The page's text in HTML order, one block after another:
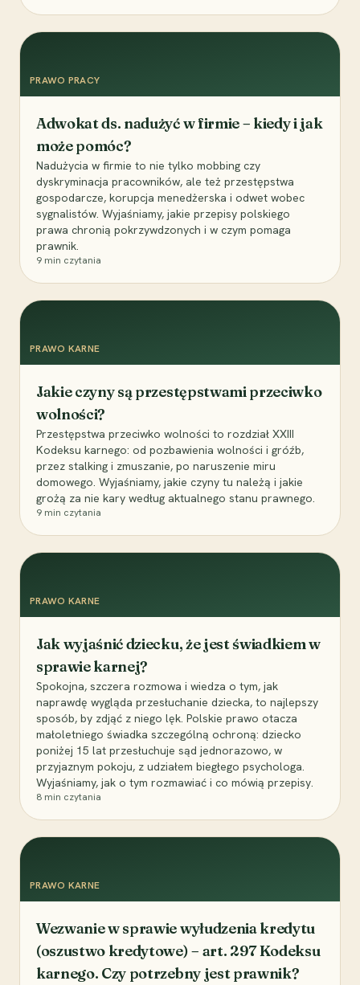
PRAWO PRACY
Adwokat ds. nadużyć w firmie – kiedy i jak
może pomóc?
Nadużycia w firmie to nie tylko mobbing czy
dyskryminacja pracowników, ale też przestępstwa
gospodarcze, korupcja menedżerska i odwet wobec
sygnalistów. Wyjaśniamy, jakie przepisy polskiego
prawa chronią pokrzywdzonych i w czym pomaga
prawnik.
9 min czytania
PRAWO KARNE
Jakie czyny są przestępstwami przeciwko
wolności?
Przestępstwa przeciwko wolności to rozdział XXIII
Kodeksu karnego: od pozbawienia wolności i gróźb,
przez stalking i zmuszanie, po naruszenie miru
domowego. Wyjaśniamy, jakie czyny tu należą i jakie
grożą za nie kary według aktualnego stanu prawnego.
9 min czytania
PRAWO KARNE
Jak wyjaśnić dziecku, że jest świadkiem w
sprawie karnej?
Spokojna, szczera rozmowa i wiedza o tym, jak
naprawdę wygląda przesłuchanie dziecka, to najlepszy
sposób, by zdjąć z niego lęk. Polskie prawo otacza
małoletniego świadka szczególną ochroną: dziecko
poniżej 15 lat przesłuchuje sąd jednorazowo, w
przyjaznym pokoju, z udziałem biegłego psychologa.
Wyjaśniamy, jak o tym rozmawiać i co mówią przepisy.
8 min czytania
PRAWO KARNE
Wezwanie w sprawie wyłudzenia kredytu
(oszustwo kredytowe) – art. 297 Kodeksu
karnego. Czy potrzebny jest prawnik?